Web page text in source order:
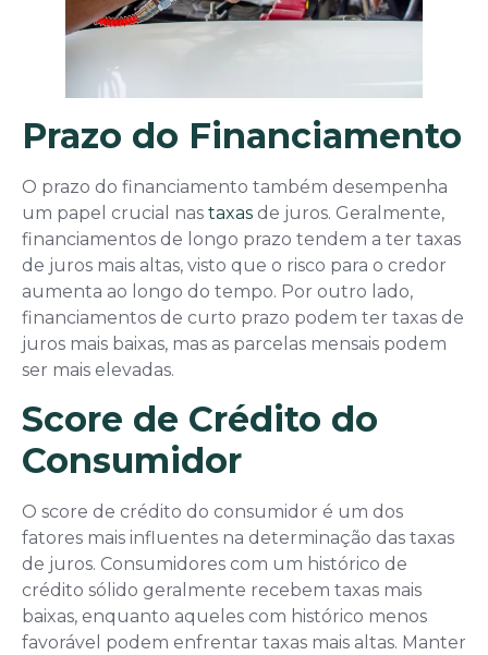
Prazo do Financiamento
O prazo do financiamento também desempenha
um papel crucial nas taxas de juros. Geralmente,
financiamentos de longo prazo tendem a ter taxas
de juros mais altas, visto que o risco para o credor
aumenta ao longo do tempo. Por outro lado,
financiamentos de curto prazo podem ter taxas de
juros mais baixas, mas as parcelas mensais podem
ser mais elevadas.
Score de Crédito do
Consumidor
O score de crédito do consumidor é um dos
fatores mais influentes na determinação das taxas
de juros. Consumidores com um histórico de
crédito sólido geralmente recebem taxas mais
baixas, enquanto aqueles com histórico menos
favorável podem enfrentar taxas mais altas. Manter